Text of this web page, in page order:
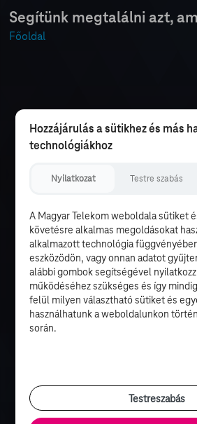
Segítünk megtalálni azt,
Főoldal
Hozzájárulás a sütikhez és más
technológiákhoz
Nyilatkozat Testre szabás
A Magyar Telekom weboldala sütiket
követésre alkalmas megoldásokat
alkalmazott technológia
eszközödön, vagy onnan adatot
alábbi gombok segítségével
működéséhez szükséges és így
felül milyen választható sütiket és
használhatunk a weboldalunkon
során.
Testreszabás